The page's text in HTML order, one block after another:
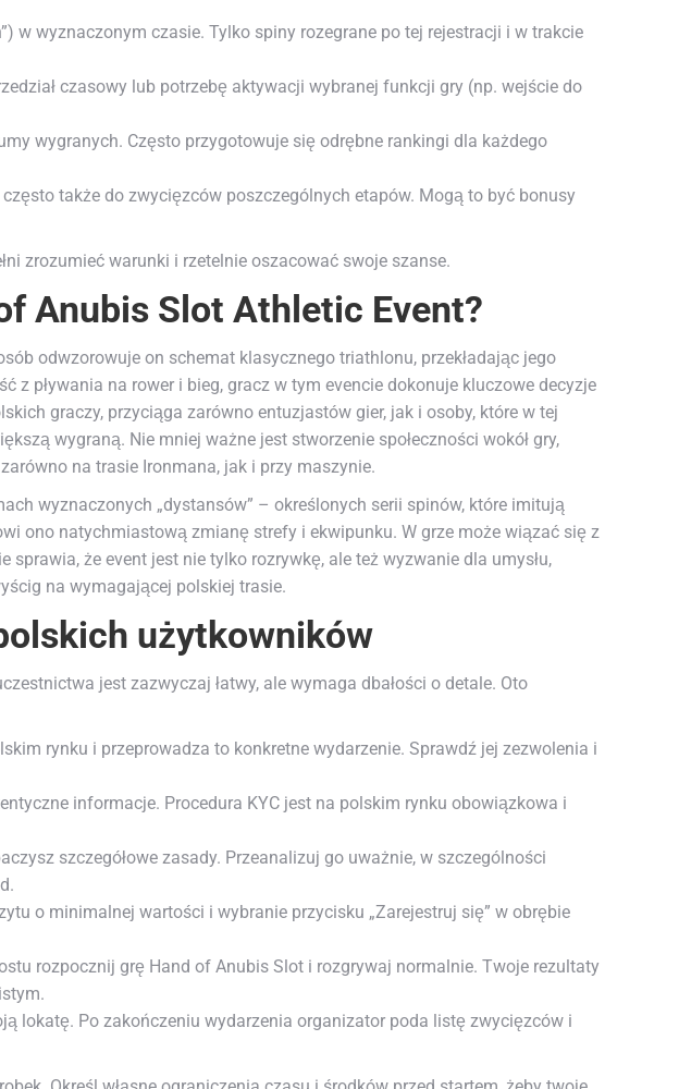
w wyznaczonym czasie. Tylko spiny rozegrane po tej rejestracji i w trakcie
czasowy lub potrzebę aktywacji wybranej funkcji gry (np. wejście do
wygranych. Często przygotowuje się odrębne rankingi dla każdego
także do zwycięzców poszczególnych etapów. Mogą to być bonusy
zrozumieć warunki i rzetelnie oszacować swoje szanse.
Anubis Slot Athletic Event?
odwzorowuje on schemat klasycznego triathlonu, przekładając jego
z pływania na rower i bieg, gracz w tym evencie dokonuje kluczowe decyzje
graczy, przyciąga zarówno entuzjastów gier, jak i osoby, które w tej
wygraną. Nie mniej ważne jest stworzenie społeczności wokół gry,
na trasie Ironmana, jak i przy maszynie.
wyznaczonych „dystansów” – określonych serii spinów, które imitują
ono natychmiastową zmianę strefy i ekwipunku. W grze może wiązać się z
że event jest nie tylko rozrywkę, ale też wyzwanie dla umysłu,
na wymagającej polskiej trasie.
użytkowników
jest zazwyczaj łatwy, ale wymaga dbałości o detale. Oto
rynku i przeprowadza to konkretne wydarzenie. Sprawdź jej zezwolenia i
informacje. Procedura KYC jest na polskim rynku obowiązkowa i
szczegółowe zasady. Przeanalizuj go uważnie, w szczególności
o minimalnej wartości i wybranie przycisku „Zarejestruj się” w obrębie
rozpocznij grę Hand of Anubis Slot i rozgrywaj normalnie. Twoje rezultaty
lokatę. Po zakończeniu wydarzenia organizator poda listę zwycięzców i